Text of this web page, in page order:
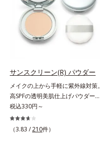
す。毛穴、シミ、くすみ、凹凸、色
ムラなどの大人の肌悩みをポンポン
するだけで簡単にカバーし、まるで
素肌そのものが美しくなったよう
良くする仕上がり向上粉体
サンスクリーン(R) パウダー
メイクの上から手軽に紫外線対策。
高SPFの透明美肌仕上げパウダー。
メイクの上から手を汚さずに紫外線
対策ができるUVカットパウダーで
す。“素肌のようななめらかな軽
税込330円～
（3.83 /210件）